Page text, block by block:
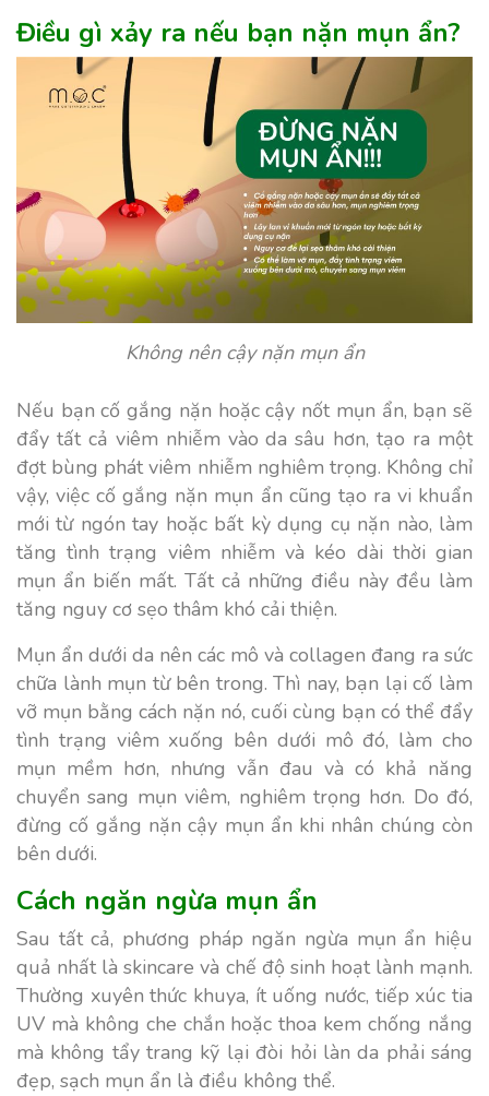
Điều gì xảy ra nếu bạn nặn mụn ẩn?
Không nên cậy nặn mụn ẩn
Nếu bạn cố gắng nặn hoặc cậy nốt mụn ẩn, bạn sẽ
đẩy tất cả viêm nhiễm vào da sâu hơn, tạo ra một
đợt bùng phát viêm nhiễm nghiêm trọng. Không chỉ
vậy, việc cố gắng nặn mụn ẩn cũng tạo ra vi khuẩn
mới từ ngón tay hoặc bất kỳ dụng cụ nặn nào, làm
tăng tình trạng viêm nhiễm và kéo dài thời gian
mụn ẩn biến mất. Tất cả những điều này đều làm
tăng nguy cơ sẹo thâm khó cải thiện.
Mụn ẩn dưới da nên các mô và collagen đang ra sức
chữa lành mụn từ bên trong. Thì nay, bạn lại cố làm
vỡ mụn bằng cách nặn nó, cuối cùng bạn có thể đẩy
tình trạng viêm xuống bên dưới mô đó, làm cho
mụn mềm hơn, nhưng vẫn đau và có khả năng
chuyển sang mụn viêm, nghiêm trọng hơn. Do đó,
đừng cố gắng nặn cậy mụn ẩn khi nhân chúng còn
bên dưới.
Cách ngăn ngừa mụn ẩn
Sau tất cả, phương pháp ngăn ngừa mụn ẩn hiệu
quả nhất là skincare và chế độ sinh hoạt lành mạnh.
Thường xuyên thức khuya, ít uống nước, tiếp xúc tia
UV mà không che chắn hoặc thoa kem chống nắng
mà không tẩy trang kỹ lại đòi hỏi làn da phải sáng
đẹp, sạch mụn ẩn là điều không thể.